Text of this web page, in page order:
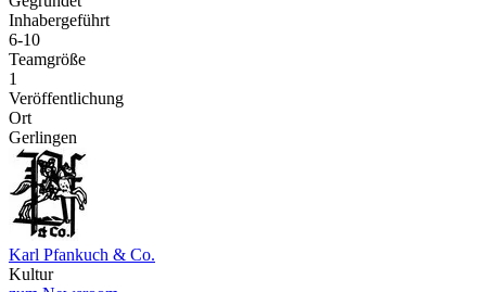
Inhabergeführt
6-10
Teamgröße
1
Veröffentlichung
Ort
Gerlingen
Karl Pfankuch & Co.
Kultur